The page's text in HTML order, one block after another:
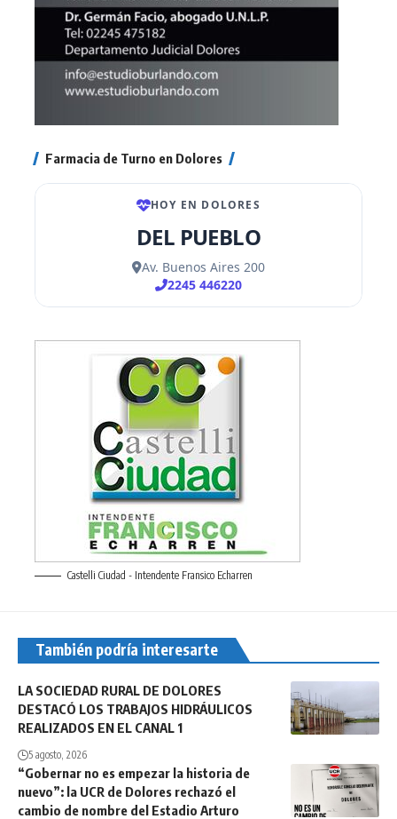
Farmacia de Turno en Dolores
Castelli Ciudad - Intendente Fransico Echarren
También podría interesarte
LA SOCIEDAD RURAL DE DOLORES
DESTACÓ LOS TRABAJOS HIDRÁULICOS
REALIZADOS EN EL CANAL 1
5 agosto, 2026
“Gobernar no es empezar la historia de
nuevo”: la UCR de Dolores rechazó el
cambio de nombre del Estadio Arturo